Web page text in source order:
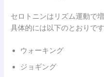
セロトニンはリズム運動で
具体的には以下のとおりです
ウォーキング
ジョギング